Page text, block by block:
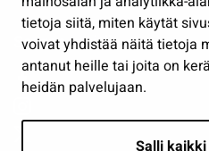
tietoja siitä, miten käytät
voivat yhdistää näitä tietoja
antanut heille tai joita on
heidän palvelujaan.
Salli
Seuraa meitä